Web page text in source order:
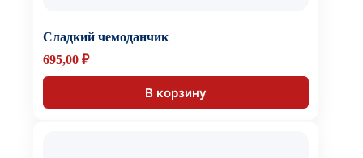
Сладкий чемоданчик
695,00 ₽
В корзину